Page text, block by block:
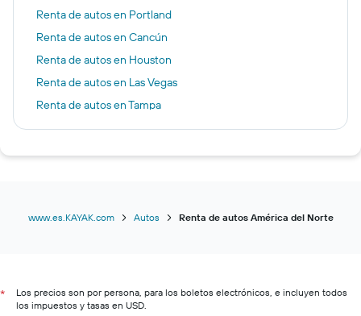
Renta de autos en Portland
Renta de autos en Cancún
Renta de autos en Houston
Renta de autos en Las Vegas
Renta de autos en Tampa
Renta de autos en Guadalajara
Renta de autos en Washington D. C.
Renta de autos en Dallas
www.es.KAYAK.com Autos Renta de autos América del Norte
*
Los precios son por persona, para los boletos electrónicos, e incluyen todos
los impuestos y tasas en USD.